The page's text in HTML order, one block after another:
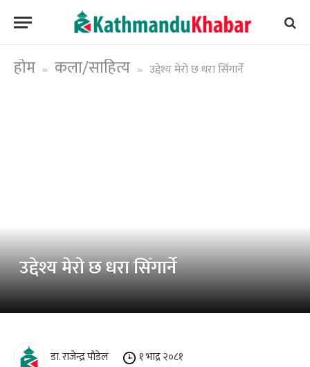
होम » कला/साहित्य » उद्देश्य मेराे छ धरा सिँगार्ने
उद्देश्य मेराे छ धरा सिँगार्ने
डा. राजेन्द्र पाैडेल १ भाद्र २०८१